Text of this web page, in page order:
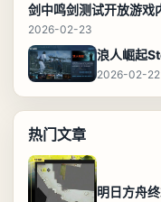
剑中鸣剑测试开放游戏
2026-02-23
浪人崛起
2026-02-22
热门文章